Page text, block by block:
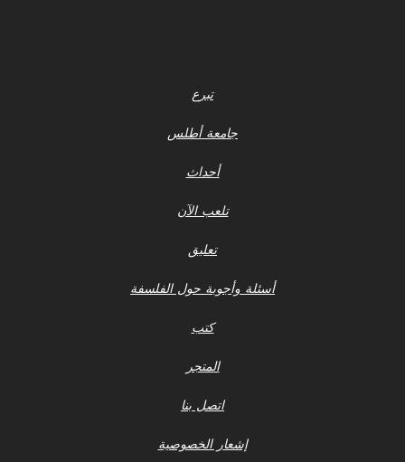
تبرع
جامعة أطلس
أحداث
تلعب الآن
تعليق
أسئلة وأجوبة حول الفلسفة
كتب
المتجر
اتصل بنا
إشعار الخصوصية